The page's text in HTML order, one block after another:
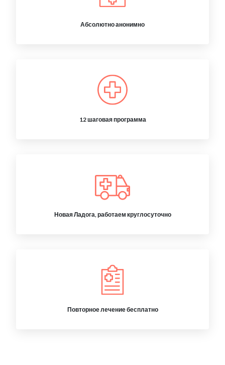
Абсолютно анонимно
12 шаговая программа
Новая Ладога, работаем круглосуточно
Повторное лечение бесплатно